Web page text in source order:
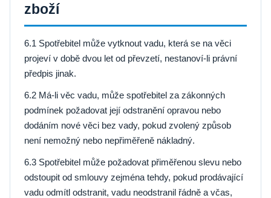
zboží
6.1 Spotřebitel může vytknout vadu, která se na věci
projeví v době dvou let od převzetí, nestanoví-li právní
předpis jinak.
6.2 Má-li věc vadu, může spotřebitel za zákonných
podmínek požadovat její odstranění opravou nebo
dodáním nové věci bez vady, pokud zvolený způsob
není nemožný nebo nepřiměřeně nákladný.
6.3 Spotřebitel může požadovat přiměřenou slevu nebo
odstoupit od smlouvy zejména tehdy, pokud prodávající
vadu odmítl odstranit, vadu neodstranil řádně a včas,